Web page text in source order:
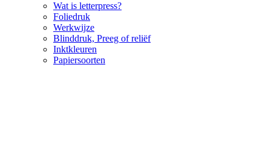
Wat is letterpress?
Foliedruk
Werkwijze
Blinddruk, Preeg of reliëf
Inktkleuren
Papiersoorten